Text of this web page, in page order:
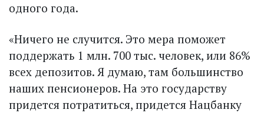
одного года.
«Ничего не случится. Это мера поможет
поддержать 1 млн. 700 тыс. человек, или 86%
всех депозитов. Я думаю, там большинство
наших пенсионеров. На это государству
придется потратиться, придется Нацбанку